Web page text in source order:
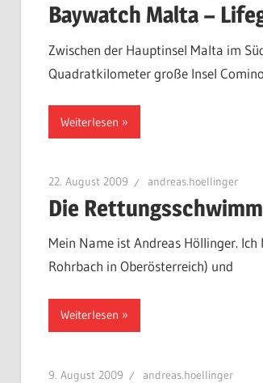
Baywatch Malta –
Zwischen der Hauptinsel Malta im
Quadratkilometer große Insel
Weiterlesen
22. August 2009 andreas.hoellinger
Die
Mein Name ist Andreas Höllinger.
Rohrbach in Oberösterreich) und
Weiterlesen
9. August 2009 andreas.hoellinger